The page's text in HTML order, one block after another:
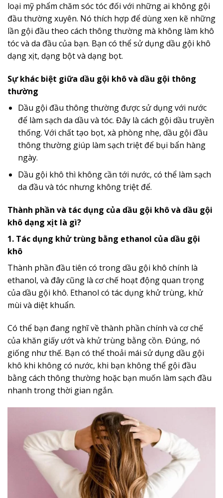
loại mỹ phẩm chăm sóc tóc đối với những ai không gội
đầu thường xuyên. Nó thích hợp để dùng xen kẽ những
lần gội đầu theo cách thông thường mà không làm khô
tóc và da đầu của bạn. Bạn có thể sử dụng dầu gội khô
dạng xịt, dạng bột và dạng bọt.
Sự khác biệt giữa dầu gội khô và dầu gội thông
thường
Dầu gội đầu thông thường được sử dụng với nước
để làm sạch da dầu và tóc. Đây là cách gội dầu truyền
thống. Với chất tạo bọt, xà phòng nhẹ, dầu gội đầu
thông thường giúp làm sạch triệt để bụi bẩn hàng
ngày.
Dầu gội khô thì không cần tới nước, có thể làm sạch
da đầu và tóc nhưng không triệt để.
Thành phần và tác dụng của dầu gội khô và dầu gội
khô dạng xịt là gì?
1. Tác dụng khử trùng bằng ethanol của dầu gội
khô
Thành phần đầu tiên có trong dầu gội khô chính là
ethanol, và đây cũng là cơ chế hoạt động quan trọng
của dầu gội khô. Ethanol có tác dụng khử trùng, khử
mùi và diệt khuẩn.
Có thể bạn đang nghĩ về thành phần chính và cơ chế
của khăn giấy ướt và khử trùng bằng cồn. Đúng, nó
giống như thế. Bạn có thể thoải mái sử dụng dầu gội
khô khi không có nước, khi bạn không thể gội đầu
bằng cách thông thường hoặc bạn muốn làm sạch đầu
nhanh trong thời gian ngắn.